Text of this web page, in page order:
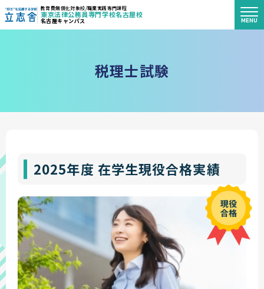
"好き"を応援する学校 立志舎
教育費無償化対象校/職業実践専門課程
東京法律公務員専門学校名古屋校
名古屋キャンパス MENU
税理士試験
2025年度 在学生現役合格実績